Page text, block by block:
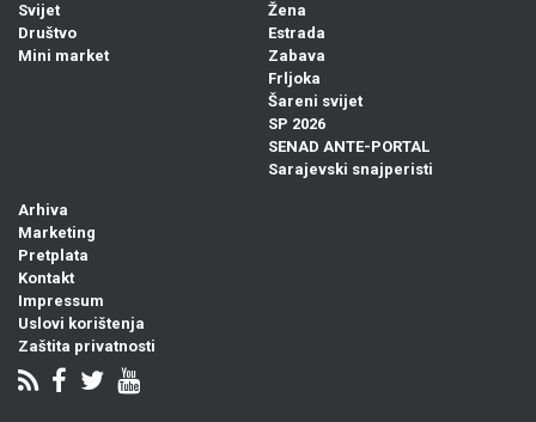
Svijet
Društvo
Mini market
Žena
Estrada
Zabava
Frljoka
Šareni svijet
SP 2026
SENAD ANTE-PORTAL
Sarajevski snajperisti
Arhiva
Marketing
Pretplata
Kontakt
Impressum
Uslovi korištenja
Zaštita privatnosti